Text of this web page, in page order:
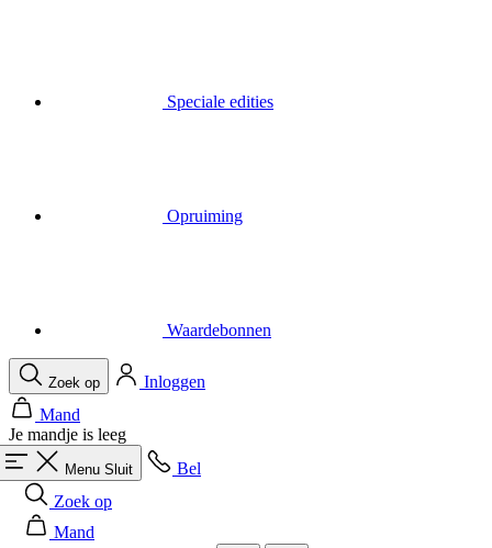
Speciale edities
Opruiming
Waardebonnen
Zoek op
Inloggen
Mand
Je mandje is leeg
Menu Sluit
Bel
Zoek op
Mand